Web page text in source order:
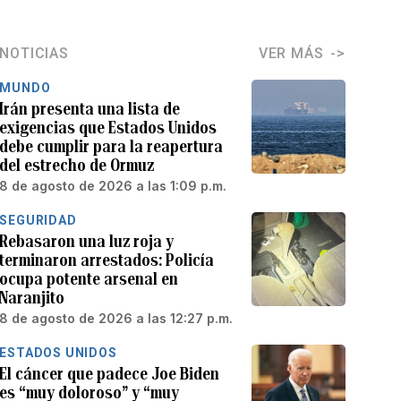
NOTICIAS VER MÁS
MUNDO
Irán presenta una lista de
exigencias que Estados Unidos
debe cumplir para la reapertura
del estrecho de Ormuz
8 de agosto de 2026 a las 1:09 p.m.
SEGURIDAD
Rebasaron una luz roja y
terminaron arrestados: Policía
ocupa potente arsenal en
Naranjito
8 de agosto de 2026 a las 12:27 p.m.
ESTADOS UNIDOS
El cáncer que padece Joe Biden
es “muy doloroso” y “muy